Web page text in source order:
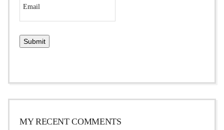
MY RECENT COMMENTS